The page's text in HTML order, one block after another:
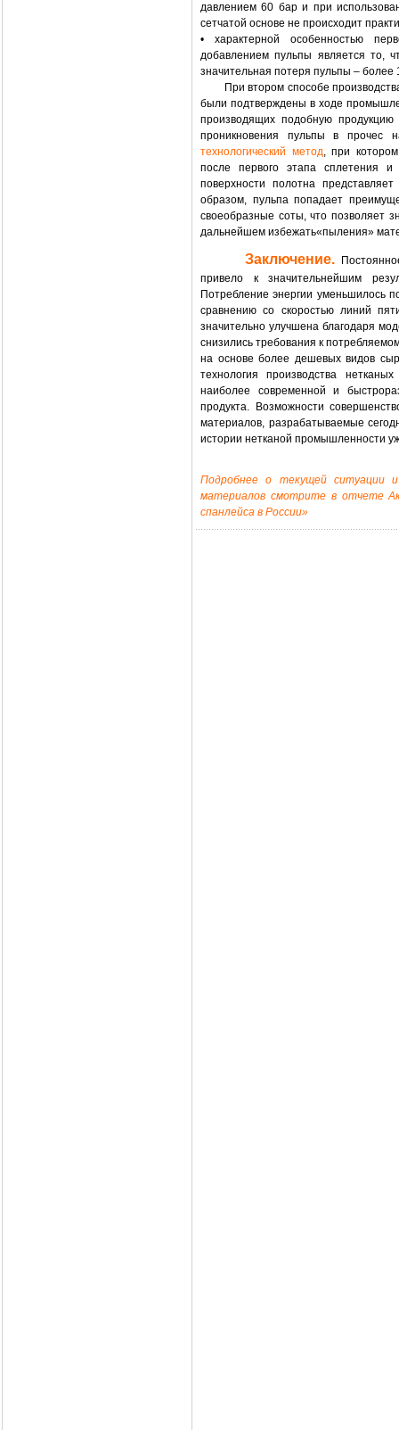
давлением 60 бар и при
сетчатой основе не происходит
• характерной особенностью
добавлением пульпы является то,
значительная потеря пульпы – более
При втором способе производства
были подтверждены в ходе
производящих подобную
проникновения пульпы в прочес
технологический метод, при котором
после первого этапа сплетения и
поверхности полотна
образом, пульпа попадает
своеобразные соты, что позволяет
дальнейшем избежать«пыления»
Заключение.
привело к значительнейшим
Потребление энергии уменьшилось
сравнению со скоростью линий
значительно улучшена благодаря
снизились требования к
на основе более дешевых видов
технология производства
наиболее современной и
продукта. Возможности
материалов, разрабатываемые
истории нетканой промышленности
Подробнее о текущей ситуации
материалов смотрите в отчете
спанлейса в России»